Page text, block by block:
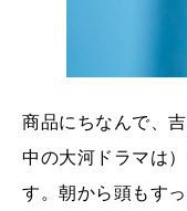
商品にちなんで、
中の大河ドラマは
す。朝から頭もす